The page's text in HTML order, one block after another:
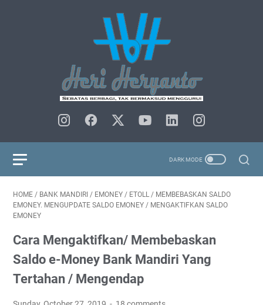
HOME / BANK MANDIRI / EMONEY / ETOLL / MEMBEBASKAN SALDO
EMONEY. MENGUPDATE SALDO EMONEY / MENGAKTIFKAN SALDO
EMONEY
Cara Mengaktifkan/ Membebaskan
Saldo e-Money Bank Mandiri Yang
Tertahan / Mengendap